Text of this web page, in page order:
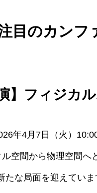
目のカンフ
】フィジカ
年4月7日（火）
ル空間から物理空間へ
たな局面を迎えてい